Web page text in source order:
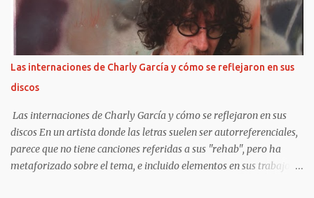
tiempos , Paris y Prince compartieron sus preparativos en sus
respectivas cuentas de Instagram. Blanket , en cambio, no participó
en esas publicaciones, pero sí se pudo registrar su presencia a la
salida del evento. ¿Cómo se los vio? Paris deslumbró con un largo
vestido rojo estampado que mostraba sus tatuajes en el pecho, con
accesorios boho y botas. Ellos, en cambio, eligieron elegantes
trajes. La...
Las internaciones de Charly García y cómo se reflejaron en sus
discos
Las internaciones de Charly García y cómo se reflejaron en sus
discos En un artista donde las letras suelen ser autorreferenciales,
parece que no tiene canciones referidas a sus "rehab", pero ha
metaforizado sobre el tema, e incluido elementos en sus trabajos